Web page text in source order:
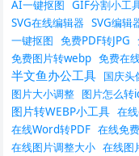
AI一键抠图 GIF分割小工
SVG在线编辑器 SVG编辑
一键抠图 免费PDF转JPG
免费图片转webp 免费在
半文鱼办公工具 国庆头
图片大小调整 图片怎么转
图片转WEBP小工具 在
在线Word转PDF 在线免
在线图片调整大小 在线图